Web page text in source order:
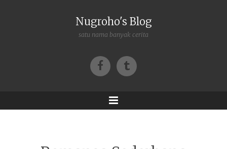
Nugroho's Blog
satu nama banyak cerita
Facebook
Menu